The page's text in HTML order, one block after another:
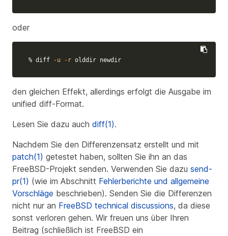
oder
% diff -u -r olddir newdir
den gleichen Effekt, allerdings erfolgt die Ausgabe im
unified diff-Format.
Lesen Sie dazu auch diff(1).
Nachdem Sie den Differenzensatz erstellt und mit
patch(1) getestet haben, sollten Sie ihn an das
FreeBSD-Projekt senden. Verwenden Sie dazu send-
pr(1) (wie im Abschnitt Fehlerberichte und allgemeine
Vorschläge beschrieben). Senden Sie die Differenzen
nicht nur an FreeBSD technical discussions, da diese
sonst verloren gehen. Wir freuen uns über Ihren
Beitrag (schließlich ist FreeBSD ein